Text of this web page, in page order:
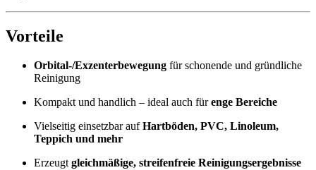
Vorteile
Orbital-/Exzenterbewegung für schonende und gründliche
Reinigung
Kompakt und handlich – ideal auch fürenge Bereiche
Vielseitig einsetzbar aufHartböden, PVC, Linoleum,
Teppich und mehr
Erzeugtgleichmäßige, streifenfreie Reinigungsergebnisse